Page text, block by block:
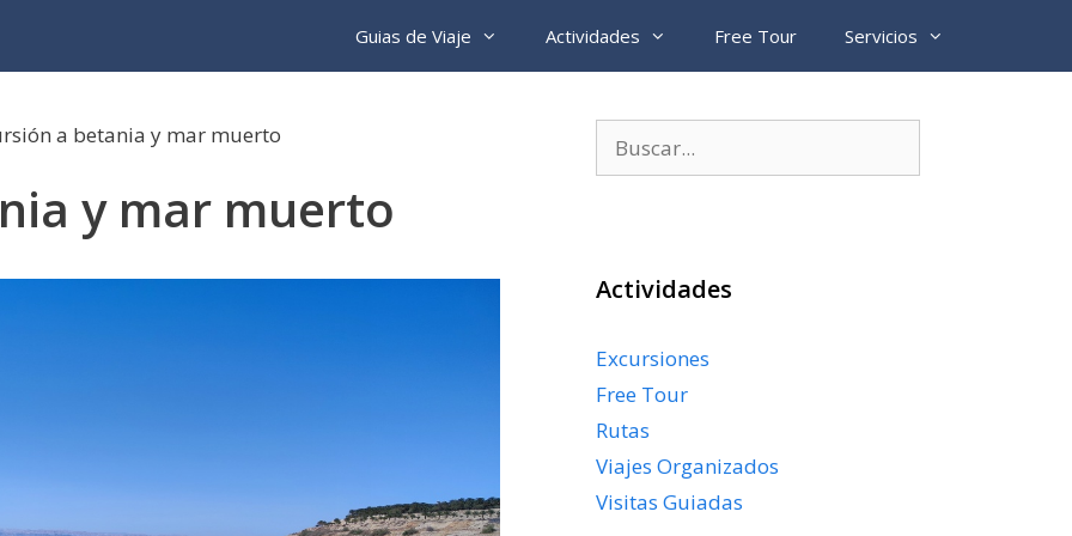
Guias de Viaje Actividades Free Tour Servicios
a betania y mar muerto
y mar muerto
Actividades
Excursiones
Free Tour
Rutas
Viajes Organizados
Visitas Guiadas